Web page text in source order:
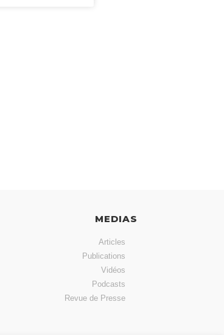
MEDIAS
Articles
Publications
Vidéos
Podcasts
Revue de Presse